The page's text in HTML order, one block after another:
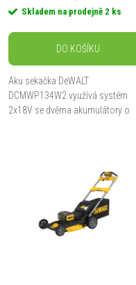
o
d
u
k
o
d
u
Skladem na prodejně 2 ks
DO KOŠÍKU
Aku sekačka DeWALT
DCMWP134W2 využívá systém
2x18V se dvěma akumulátory o